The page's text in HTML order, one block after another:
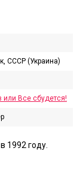
СССР (Украина)
или Все сбудется!
1992 году.